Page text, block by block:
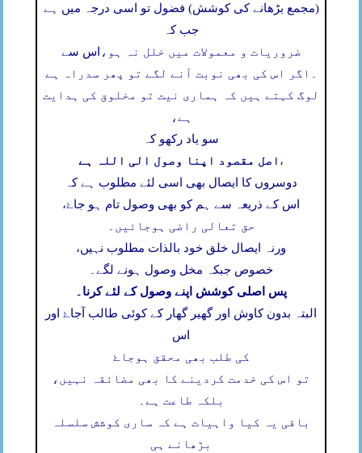
(مجمع بڑھانے کی کوشش) فضول تو اسی درجہ میں ہے
جب کہ
اس سے ضروریات و معمولات میں خلل نہ ہو،
اگر اس کی بھی نوبت آنے لگے تو پھر سدراہ ہے
لوگ کہتے ہیں کہ ہماری نیت تو مخلوق کی ہدایت
ہے،
سو یاد رکھو کہ
اصل مقصود اپنا وصول الی اللہ ہے ،
دوسروں کا ایصال بھی اسی لئے مطلوب ہے کہ
اس کے ذریعہ سے ہم کو بھی وصول تام ہو جاۓ،
حق تعالی راضی ہوجائیں۔
ورنہ ایصال خلق خود بالذات مطلوب نہیں،
خصوص جبکہ مخل وصول ہونے لگے۔
پس اصلی کوشش اپنے وصول کے لئے کرنا۔
البتہ بدون کاوش اور گھیر گھار کے کوئی طالب آجاۓ اور
اس
کی طلب بھی محقق ہوجاۓ
تو اس کی خدمت کردینے کا بھی مضائقہ نہیں،
بلکہ طاعت ہے۔
باقی یہ کیا واہیات ہے کہ ساری کوشش سلسلہ
بڑھانے ہی